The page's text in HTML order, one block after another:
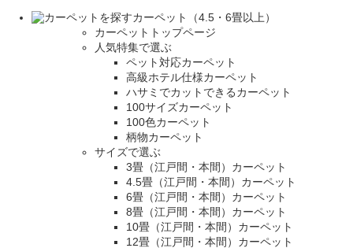
カーペット（4.5・6畳以上）
カーペットトップページ
人気特集で選ぶ
ペット対応カーペット
高級ホテル仕様カーペット
ハサミでカットできるカーペット
100サイズカーペット
100色カーペット
柄物カーペット
サイズで選ぶ
3畳（江戸間・本間）カーペット
4.5畳（江戸間・本間）カーペット
6畳（江戸間・本間）カーペット
8畳（江戸間・本間）カーペット
10畳（江戸間・本間）カーペット
12畳（江戸間・本間）カーペット